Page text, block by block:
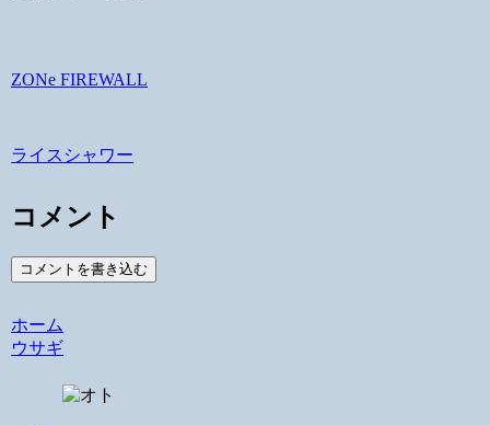
ZONe FIREWALL
ライスシャワー
コメント
コメントを書き込む
ホーム
ウサギ